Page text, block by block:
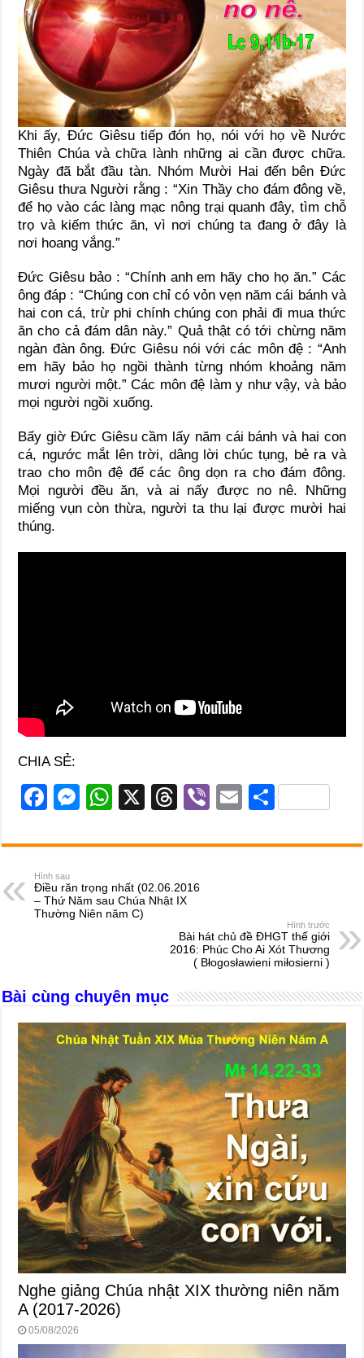
Khi ấy, Đức Giêsu tiếp đón họ, nói với họ về Nước
Thiên Chúa và chữa lành những ai cần được chữa.
Ngày đã bắt đầu tàn. Nhóm Mười Hai đến bên Đức
Giêsu thưa Người rằng : “Xin Thầy cho đám đông về,
để họ vào các làng mạc nông trại quanh đây, tìm chỗ
trọ và kiếm thức ăn, vì nơi chúng ta đang ở đây là
nơi hoang vắng.”
Đức Giêsu bảo : “Chính anh em hãy cho họ ăn.” Các
ông đáp : “Chúng con chỉ có vỏn vẹn năm cái bánh và
hai con cá, trừ phi chính chúng con phải đi mua thức
ăn cho cả đám dân này.” Quả thật có tới chừng năm
ngàn đàn ông. Đức Giêsu nói với các môn đệ : “Anh
em hãy bảo họ ngồi thành từng nhóm khoảng năm
mươi người một.” Các môn đệ làm y như vậy, và bảo
mọi người ngồi xuống.
Bấy giờ Đức Giêsu cầm lấy năm cái bánh và hai con
cá, ngước mắt lên trời, dâng lời chúc tụng, bẻ ra và
trao cho môn đệ để các ông dọn ra cho đám đông.
Mọi người đều ăn, và ai nấy được no nê. Những
miếng vụn còn thừa, người ta thu lại được mười hai
thúng.
CHIA SẺ:
F
c
e
b
o
M
ss
n
g
W
at
s
A
p
X
T
e
a
d
s
Vi
er
E
ail
S
ar
Hình sau
Điều răn trọng nhất (02.06.2016
– Thứ Năm sau Chúa Nhật IX
Thường Niên năm C)
Hình trước
Bài hát chủ đề ĐHGT thế giới
2016: Phúc Cho Ai Xót Thương
( Błogosławieni miłosierni )
Bài cùng chuyên mục
Nghe giảng Chúa nhật XIX thường niên năm
A (2017-2026)
05/08/2026